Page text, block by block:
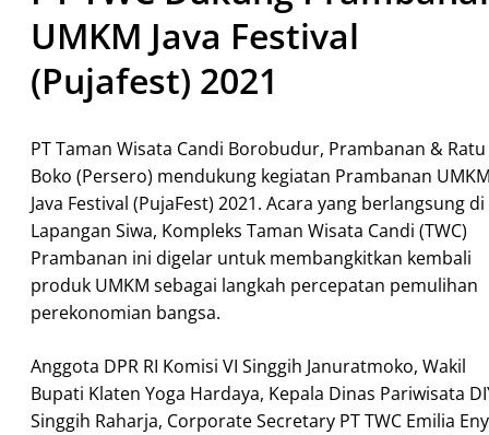
UMKM Java Festival
(Pujafest) 2021
PT Taman Wisata Candi Borobudur, Prambanan & Ratu
Boko (Persero) mendukung kegiatan Prambanan
Java Festival (PujaFest) 2021. Acara yang berlangsung di
Lapangan Siwa, Kompleks Taman Wisata Candi (TWC)
Prambanan ini digelar untuk membangkitkan kembali
produk UMKM sebagai langkah percepatan pemulihan
perekonomian bangsa.
Anggota DPR RI Komisi VI Singgih Januratmoko, Wakil
Bupati Klaten Yoga Hardaya, Kepala Dinas Pariwisata
Singgih Raharja, Corporate Secretary PT TWC Emilia Eny